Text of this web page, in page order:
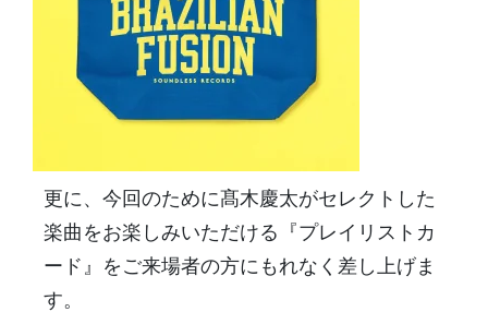
更に、 今回のために髙木慶太がセレクトした
楽曲をお楽しみいただける『プレイリストカ
ード』をご来場者の方にもれなく差し上げま
す。